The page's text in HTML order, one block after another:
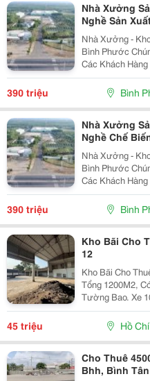
Nhà Xưởng
Nghề Sản
Nhà Xưởng -
Bình Phước
Các Khách
Bãi, Với Diện
Đồng Phú, Bình
390 triệu Bình
Nhà Xưởng
Nghề Chế
Nhà Xưởng -
Bình Phước
Các Khách
Bãi, Với Diện
Đồng Phú, Bình
390 triệu Bình
Kho Bãi Cho
12
Kho Bãi Cho Thuê
Tổng 1200M2,
Tường Bao. Xe 10T Ra Vào. Giá
090.9298353
45 triệu Hồ
Cho Thuê
Bhh, Bình Tân